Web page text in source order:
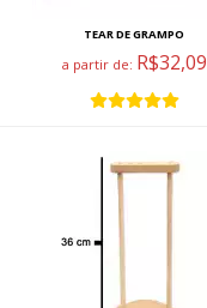
TEAR DE GRAMPO
a partir de: R$32,09